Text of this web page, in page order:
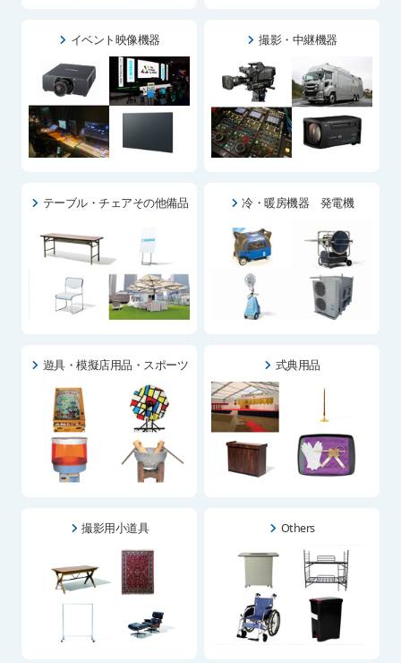
イベント映像機器 撮影・中継機器
テーブル・チェアその他備品 冷・暖房機器 発電機
遊具・模擬店用品・スポーツ 式典用品
撮影用小道具 Others